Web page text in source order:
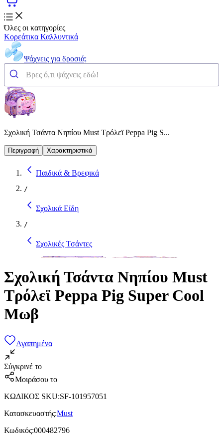
Όλες οι κατηγορίες
Κορεάτικα Καλλυντικά
Ψάχνεις για δροσιά;
Σχολική Τσάντα Νηπίου Must Τρόλεϊ Peppa Pig S...
Περιγραφή Χαρακτηριστικά
Παιδικά & Βρεφικά
/
Σχολικά Είδη
/
Σχολικές Τσάντες
Σχολική Τσάντα Νηπίου Must
Τρόλεϊ Peppa Pig Super Cool
Μωβ
Αγαπημένα
Σύγκρινέ το
Μοιράσου το
ΚΩΔΙΚΟΣ SKU:SF-101957051
Κατασκευαστής:Must
Κωδικός:000482796